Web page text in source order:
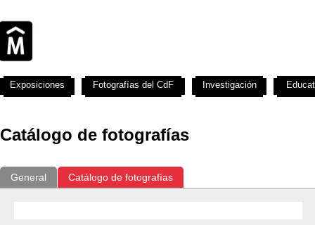
Catálogo de fotografías
General Catálogo de fotografías
Exposiciones Fotografías del CdF Investigación